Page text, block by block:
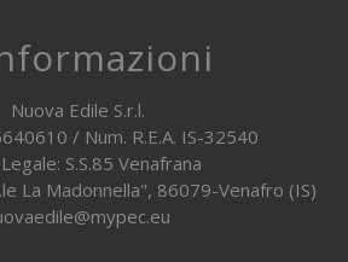
Nuova Edile S.r.l.
/ Num. R.E.A. IS-32540
S.S.85 Venafrana
La Madonnella", 86079-Venafro (IS)